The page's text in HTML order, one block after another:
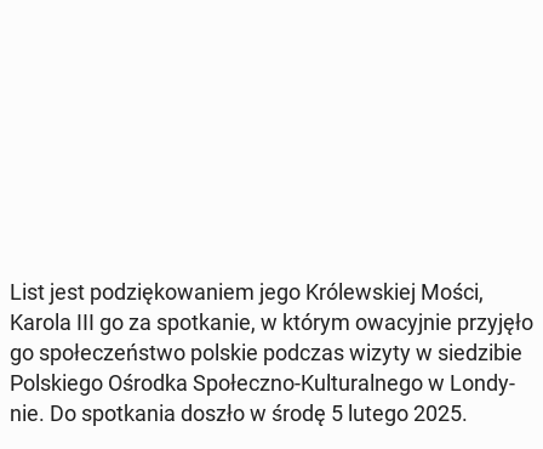
List jest po­dzię­ko­wa­niem jego Kró­lew­skiej Mości,
Karola III go za spo­tka­nie, w którym owa­cyj­nie przy­ję­ło
go spo­łe­czeń­stwo polskie podczas wizyty w sie­dzi­bie
Pol­skie­go Ośrodka Spo­łecz­no-Kul­tu­ral­ne­go w Lon­dy­
nie. Do spo­tka­nia doszło w środę 5 lutego 2025.